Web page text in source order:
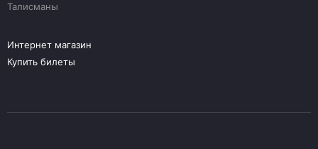
Талисманы
Интернет магазин
Купить билеты